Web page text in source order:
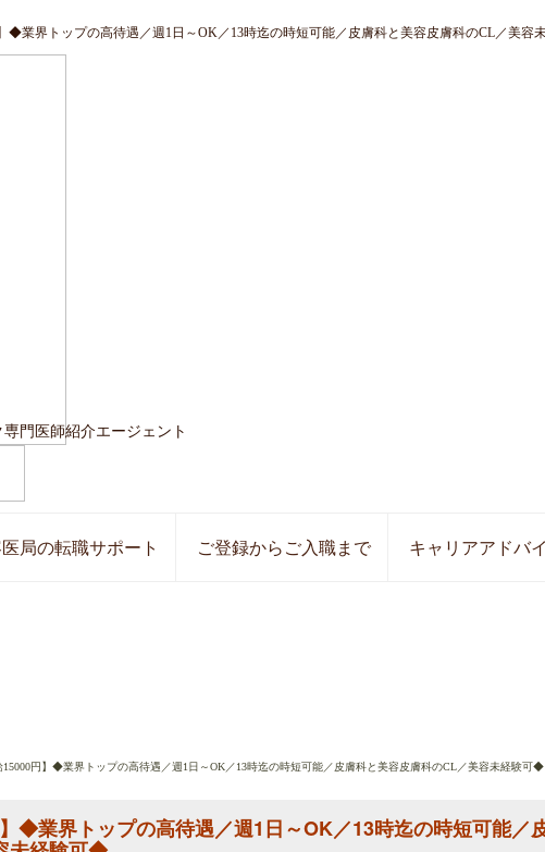
◆業界トップの高待遇／週1日～OK／13時迄の時短可能／皮膚科と美容皮膚科のCL／美容
門医師紹介エージェント
局の転職サポート ご登録からご入職まで キャリアアドバ
15000円】◆業界トップの高待遇／週1日～OK／13時迄の時短可能／皮膚科と美容皮膚科のCL／美容未経験可◆
◆業界トップの高待遇／週1日～OK／13時迄の時短可能／